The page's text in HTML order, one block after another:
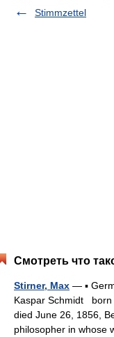
Stimmzettel
Смотреть что
Stirner, Max — ▪
Kaspar Schmidt born
died June 26, 1856,
philosopher in whose